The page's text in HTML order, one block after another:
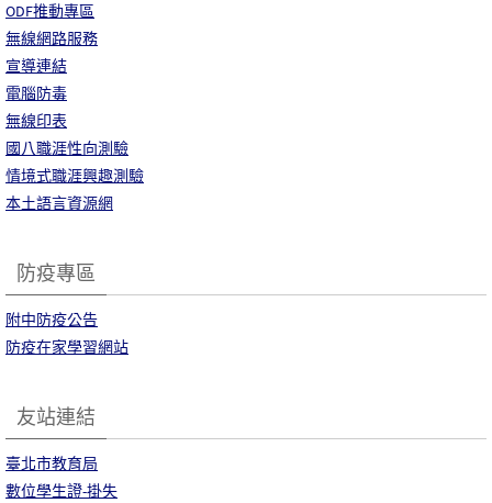
ODF推動專區
無線網路服務
宣導連結
電腦防毒
無線印表
國八職涯性向測驗
情境式職涯興趣測驗
本土語言資源網
防疫專區
附中防疫公告
防疫在家學習網站
友站連結
臺北市教育局
數位學生證-掛失